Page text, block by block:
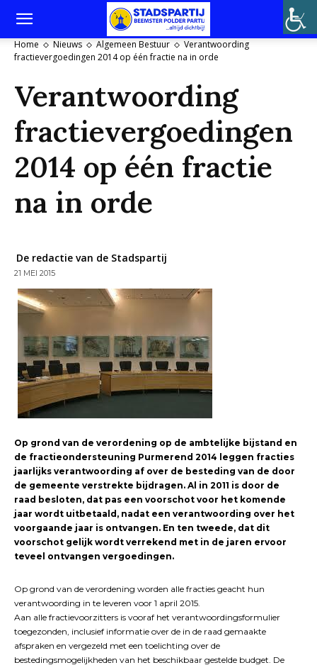
Home Nieuws Algemeen Bestuur
Verantwoording
fractievergoedingen 2014 op één fractie na in orde
Verantwoording
fractievergoedingen
2014 op één fractie
na in orde
De redactie van de Stadspartij
21 MEI 2015
Op grond van de verordening op de ambtelijke bijstand en
de fractieondersteuning Purmerend 2014 leggen fracties
jaarlijks verantwoording af over de besteding van de door
de gemeente verstrekte bijdragen. Al in 2011 is door de
raad besloten, dat pas een voorschot voor het komende
jaar wordt uitbetaald, nadat een verantwoording over het
voorgaande jaar is ontvangen. En ten tweede, dat dit
voorschot gelijk wordt verrekend met in de jaren ervoor
teveel ontvangen vergoedingen.
Op grond van de verordening worden alle fracties geacht hun
verantwoording in te leveren voor 1 april 2015.
Aan alle fractievoorzitters is vooraf het verantwoordingsformulier
toegezonden, inclusief informatie over de in de raad gemaakte
afspraken en vergezeld met een toelichting over de
bestedingsmogelijkheden van het beschikbaar gestelde budget. De